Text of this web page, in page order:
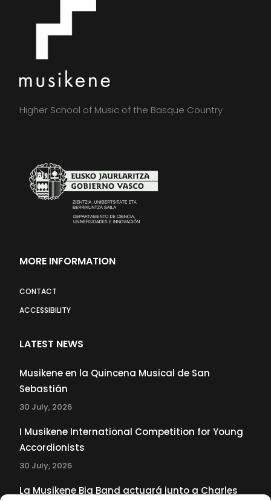
Higher School of Music of the Basque Country
MORE INFORMATION
CONTACT
ACCESSIBILITY
LATEST NEWS
Musikene en la Quincena Musical de San
Sebastián
30 July, 2026
I Musikene International Competition for Young
Accordionists
30 July, 2026
La Musikene Big Band actuará junto a Charles